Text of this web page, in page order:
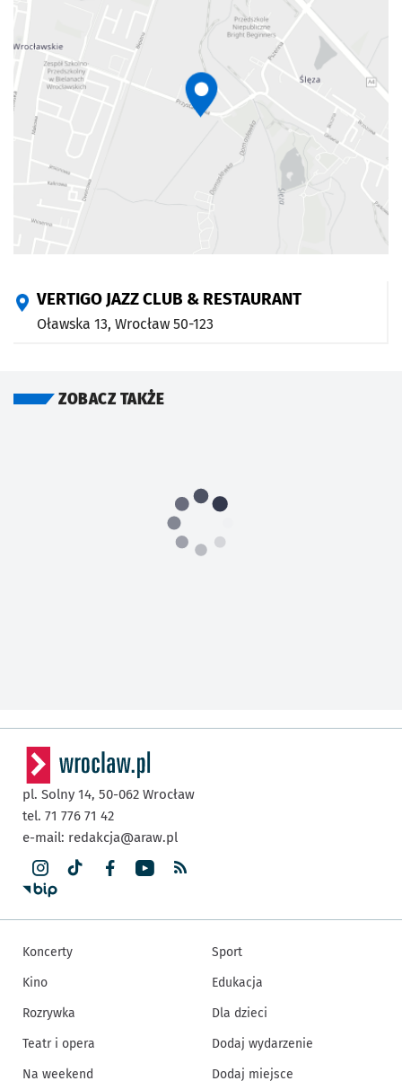
VERTIGO JAZZ CLUB & RESTAURANT
Oławska 13, Wrocław 50-123
ZOBACZ TAKŻE
pl. Solny 14, 50-062 Wrocław
tel. 71 776 71 42
e-mail: redakcja@araw.pl
Koncerty
Kino
Rozrywka
Teatr i opera
Na weekend
Sport
Edukacja
Dla dzieci
Dodaj wydarzenie
Dodaj miejsce